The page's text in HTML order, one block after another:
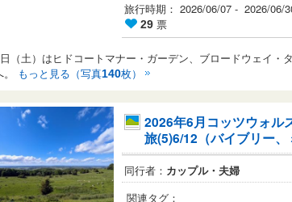
旅行時期： 2026/06/07 - 2026/06/
29 票
（土）はヒドコートマナー・ガーデン、ブロードウェイ・
もっと見る（写真140枚）
2026年6月コッツウォル
旅(5)6/12（バイブリー、
同行者： カップル・夫婦
関連タグ：